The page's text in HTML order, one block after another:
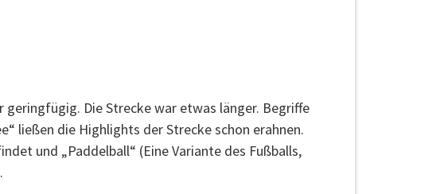
Die Strecke war etwas länger. Begriffe
ließen die Highlights der Strecke schon erahnen.
und „Paddelball“ (Eine Variante des Fußballs,